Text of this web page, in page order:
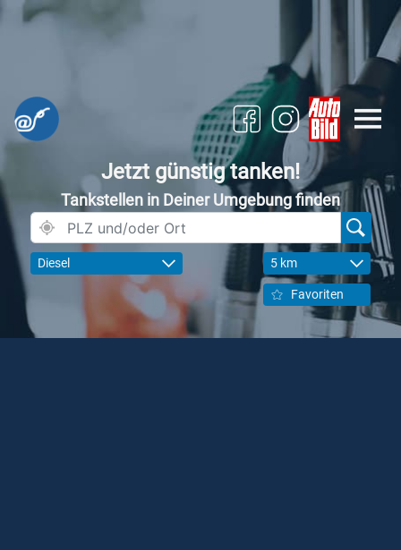
Jetzt günstig tanken!
Tankstellen in Deiner Umgebung finden
Diesel 5 km
Favoriten